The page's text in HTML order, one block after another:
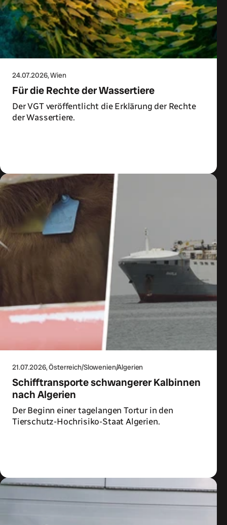
24.07.2026, Wien
Für die Rechte der Wassertiere
Der VGT veröffentlicht die Erklärung der Rechte
der Wassertiere.
21.07.2026, Österreich/Slowenien/Algerien
Schifftransporte schwangerer Kalbinnen
nach Algerien
Der Beginn einer tagelangen Tortur in den
Tierschutz-Hochrisiko-Staat Algerien.